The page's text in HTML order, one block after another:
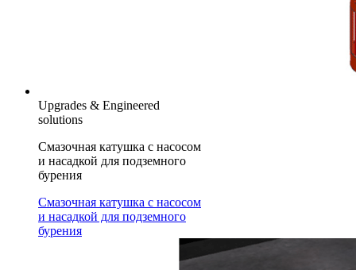
Upgrades & Engineered
solutions
Смазочная катушка с насосом
и насадкой для подземного
бурения
Смазочная катушка с насосом
и насадкой для подземного
бурения